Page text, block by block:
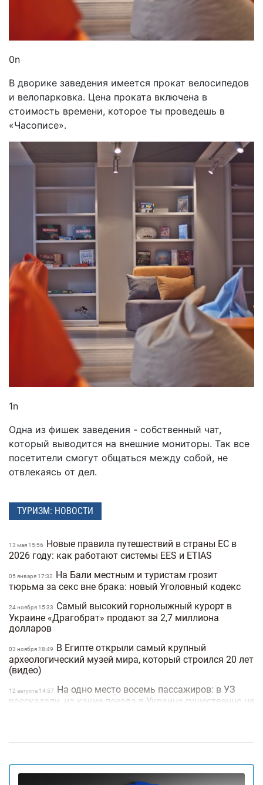
0n
В дворике заведения имеется прокат велосипедов
и велопарковка. Цена проката включена в
стоимость времени, которое ты проведешь в
«Часописе».
1n
Одна из фишек заведения - собственный чат,
который выводится на внешние мониторы. Так все
посетители смогут общаться между собой, не
отвлекаясь от дел.
ТУРИЗМ: НОВОСТИ
13 мая 15:56
Новые правила путешествий в страны ЕС в
2026 году: как работают системы EES и ETIAS
05 января 17:32
На Бали местным и туристам грозит
тюрьма за секс вне брака: новый Уголовный кодекс
24 ноября 15:33
Самый высокий горнолыжный курорт в
Украине «Драгобрат» продают за 2,7 миллиона
долларов
03 ноября 18:49
В Египте открыли самый крупный
археологический музей мира, который строился 20 лет
(видео)
12 августа 14:57
На одно место восемь пассажиров: в УЗ
рассказали, на какие поезда в Украине существенно не
запускает 10 новых категорий услуг
11 февраля 17:55 Первый большой нудистский круиз: 2300
людей без одежды отправились в путешествие на